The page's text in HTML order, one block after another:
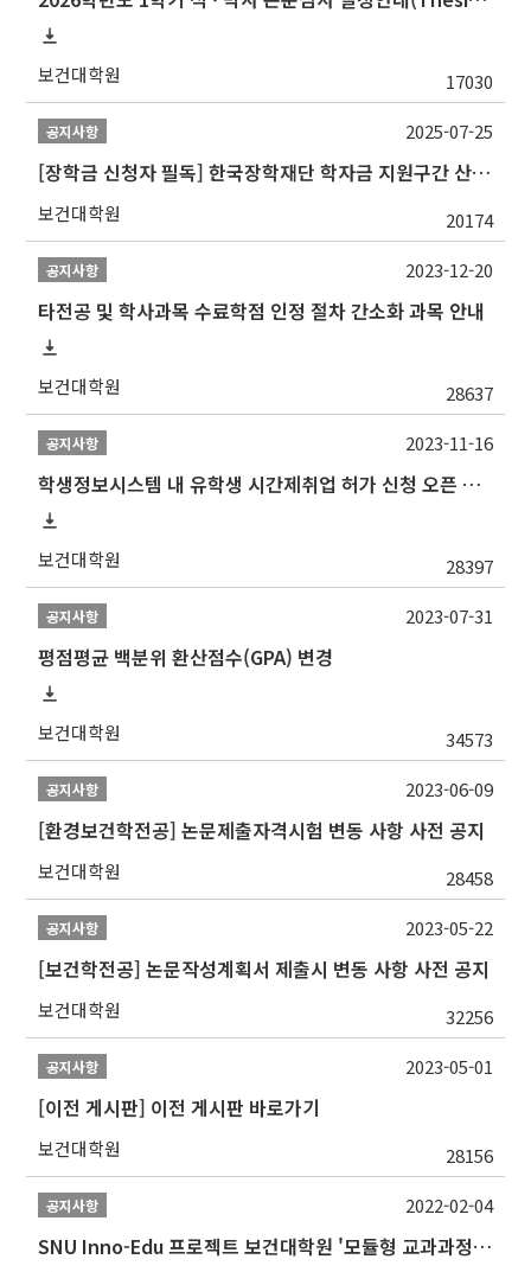
보건대학원 17030
공지사항
[장학금 신청자 필독] 한국장학재단 학자금 지원구간 산정 권고
보건대학원 20174
2025-07-25
공지사항
타전공 및 학사과목 수료학점 인정 절차 간소화 과목 안내
보건대학원 28637
2023-12-20
공지사항
학생정보시스템 내 유학생 시간제취업 허가 신청 오픈 안내
보건대학원 28397
2023-11-16
공지사항
평점평균 백분위 환산점수(GPA) 변경
보건대학원 34573
2023-07-31
공지사항
[환경보건학전공] 논문제출자격시험 변동 사항 사전 공지
보건대학원 28458
2023-06-09
공지사항
[보건학전공] 논문작성계획서 제출시 변동 사항 사전 공지
보건대학원 32256
2023-05-22
공지사항
[이전 게시판] 이전 게시판 바로가기
보건대학원 28156
2023-05-01
공지사항
SNU Inno-Edu 프로젝트 보건대학원 '모듈형 교과과정' 안내(revised 2022/2/28)
2022-02-04